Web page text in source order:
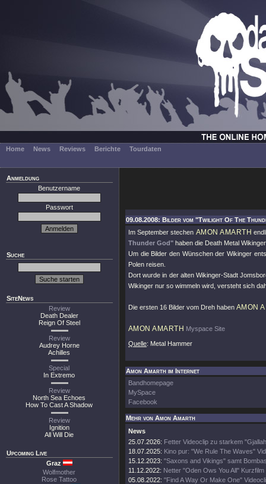
Home News Reviews Berichte Tourdaten
Anmeldung
Benutzername
Passwort
Suche
SiteNews
Review
Death Dealer
Reign Of Steel
Review
Audrey Horne
Achilles
Special
In Extremo
Review
North Sea Echoes
How To Cast A Shadow
Review
Ignition
All Will Die
Upcoming Live
Graz
Wolfmother
Rose Tattoo
09.08.2008: Bilder vom "Twilight Of The
Im September stechen AMON AMARTH
Thunder God" haben die Death Metal
Um die Bilder den Wünschen der Wikinger
Polen reisen.
Dort wurde in der alten Wikinger-Stadt
Wikinger nur so wimmeln wird, versteht sich
Die ersten 16 Bilder vom Dreh haben AMON
AMON AMARTH Myspace Site
Quelle: Metal Hammer
Amon Amarth im Internet
Bandhomepage
MySpace
Facebook
Mehr von Amon Amarth
News
25.07.2026: Fetter Videoclip zu starkem
18.07.2025: Kino pur: "We Rule The Waves"
15.12.2023: "Saxons and Vikings" samt
11.12.2022: Netter "Oden Ows You All" Kurzfilm
05.08.2022: "Find A Way Or Make One"